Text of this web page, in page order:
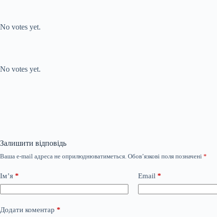
No votes yet.
No votes yet.
Залишити відповідь
Ваша e-mail адреса не оприлюднюватиметься. Обов’язкові поля позначені *
Ім’я * Email *
Додати коментар *